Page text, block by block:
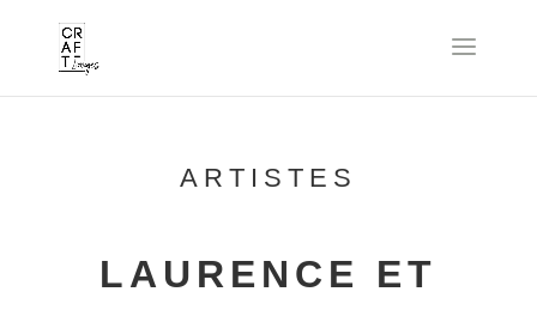
ARTISTES
LAURENCE ET